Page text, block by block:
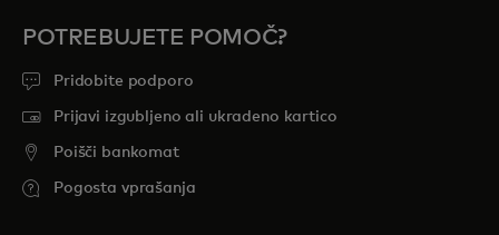
POTREBUJETE POMOČ?
Pridobite podporo
Prijavi izgubljeno ali ukradeno kartico
Poišči bankomat
Pogosta vprašanja